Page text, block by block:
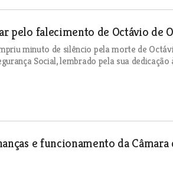
pelo falecimento de Octávio de
minuto de silêncio pela morte de
Social, lembrado pela sua dedicação
e funcionamento da Câmara